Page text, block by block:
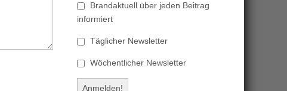
Brandaktuell über jeden Beitrag
informiert
Täglicher Newsletter
Wöchentlicher Newsletter